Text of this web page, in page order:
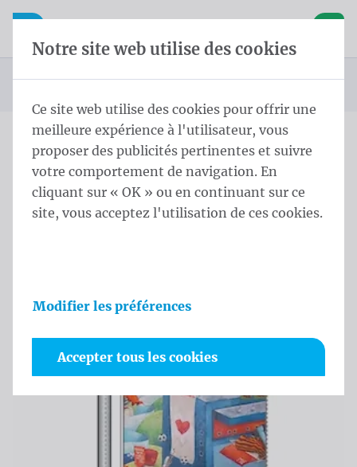
Skip content
Sauter la sélection de la langue
Ouvrir la navigation mobile
Page d'accueil
Produits
Mâts
Mât cylindrique Manivelle 8,0 m - ⌀ 70/4 Black
Manivelle 8,0 m - ⌀ 70/4
Black
Notre site web utilise des cookies
Ce site web utilise des cookies pour offrir une
meilleure expérience à l'utilisateur, vous
proposer des publicités pertinentes et suivre
votre comportement de navigation. En
cliquant sur « OK » ou en continuant sur ce
site, vous acceptez l'utilisation de ces cookies.
Modifier les préférences
Accepter tous les cookies